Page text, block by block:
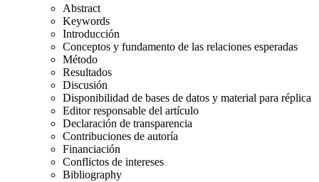
Abstract
Keywords
Introducción
Conceptos y fundamento de las relaciones esperadas
Método
Resultados
Discusión
Disponibilidad de bases de datos y material para réplica
Editor responsable del artículo
Declaración de transparencia
Contribuciones de autoría
Financiación
Conflictos de intereses
Bibliography